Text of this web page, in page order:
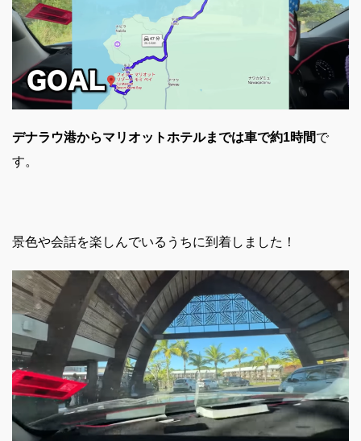
デナラウ港からマリオットホテルまでは車で約1時間で
す。
景色や会話を楽しんでいるうちに到着しました！